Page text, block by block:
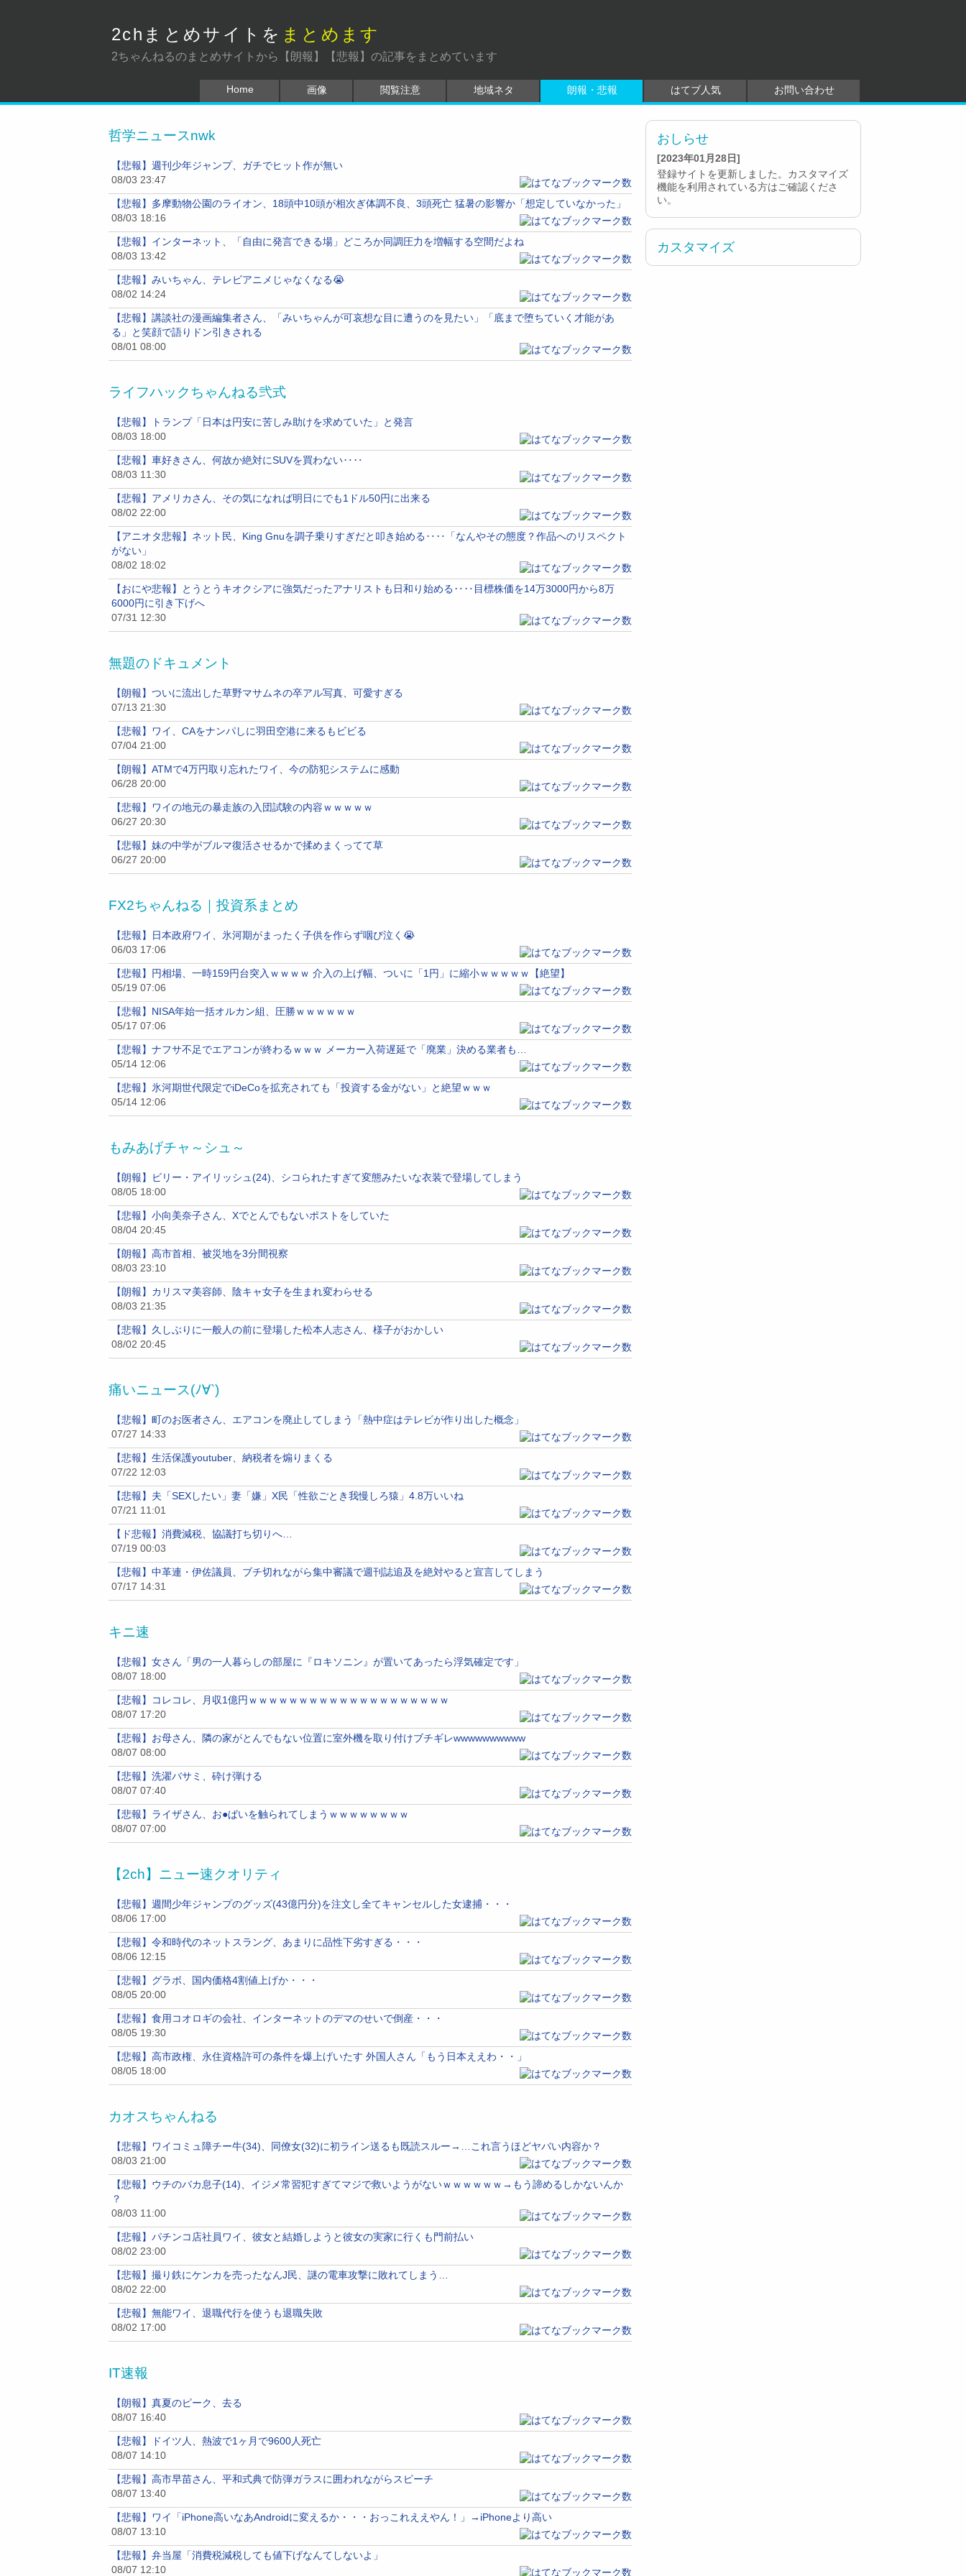
2chまとめサイトを まとめます
2ちゃんねるのまとめサイトから【朗報】【悲報】の記事をまとめています
Home 画像 閲覧注意 地域ネタ 朗報・悲報 はてブ人気 お問い合わせ
おしらせ
[2023年01月28日]
登録サイトを更新しました。カスタマイズ
機能を利用されている方はご確認くださ
い。
カスタマイズ
哲学ニュースnwk
【悲報】週刊少年ジャンプ、ガチでヒット作が無い
08/03 23:47
【悲報】多摩動物公園のライオン、18頭中10頭が相次ぎ体調不良、3頭死亡 猛暑の影響か「想定していなかった」
08/03 18:16
【悲報】インターネット、「自由に発言できる場」どころか同調圧力を増幅する空間だよね
08/03 13:42
【悲報】みいちゃん、テレビアニメじゃなくなる😭
08/02 14:24
【悲報】講談社の漫画編集者さん、「みいちゃんが可哀想な目に遭うのを見たい」「底まで堕ちていく才能があ
る」と笑顔で語りドン引きされる
08/01 08:00
ライフハックちゃんねる弐式
【悲報】トランプ「日本は円安に苦しみ助けを求めていた」と発言
08/03 18:00
【悲報】車好きさん、何故か絶対にSUVを買わない‥‥
08/03 11:30
【悲報】アメリカさん、その気になれば明日にでも1ドル50円に出来る
08/02 22:00
【アニオタ悲報】ネット民、King Gnuを調子乗りすぎだと叩き始める‥‥「なんやその態度？作品へのリスペクト
がない」
08/02 18:02
【おにや悲報】とうとうキオクシアに強気だったアナリストも日和り始める‥‥目標株価を14万3000円から8万
6000円に引き下げへ
07/31 12:30
無題のドキュメント
【朗報】ついに流出した草野マサムネの卒アル写真、可愛すぎる
07/13 21:30
【悲報】ワイ、CAをナンパしに羽田空港に来るもビビる
07/04 21:00
【朗報】ATMで4万円取り忘れたワイ、今の防犯システムに感動
06/28 20:00
【悲報】ワイの地元の暴走族の入団試験の内容ｗｗｗｗｗ
06/27 20:30
【悲報】妹の中学がブルマ復活させるかで揉めまくってて草
06/27 20:00
FX2ちゃんねる｜投資系まとめ
【悲報】日本政府ワイ、氷河期がまったく子供を作らず咽び泣く😭
06/03 17:06
【悲報】円相場、一時159円台突入ｗｗｗｗ 介入の上げ幅、ついに「1円」に縮小ｗｗｗｗｗ【絶望】
05/19 07:06
【悲報】NISA年始一括オルカン組、圧勝ｗｗｗｗｗｗ
05/17 07:06
【悲報】ナフサ不足でエアコンが終わるｗｗｗ メーカー入荷遅延で「廃業」決める業者も…
05/14 12:06
【悲報】氷河期世代限定でiDeCoを拡充されても「投資する金がない」と絶望ｗｗｗ
05/14 12:06
もみあげチャ～シュ～
【朗報】ビリー・アイリッシュ(24)、シコられたすぎて変態みたいな衣装で登場してしまう
08/05 18:00
【悲報】小向美奈子さん、Xでとんでもないポストをしていた
08/04 20:45
【朗報】高市首相、被災地を3分間視察
08/03 23:10
【朗報】カリスマ美容師、陰キャ女子を生まれ変わらせる
08/03 21:35
【悲報】久しぶりに一般人の前に登場した松本人志さん、様子がおかしい
08/02 20:45
痛いニュース(ﾉ∀`)
【悲報】町のお医者さん、エアコンを廃止してしまう「熱中症はテレビが作り出した概念」
07/27 14:33
【悲報】生活保護youtuber、納税者を煽りまくる
07/22 12:03
【悲報】夫「SEXしたい」妻「嫌」X民「性欲ごとき我慢しろ猿」4.8万いいね
07/21 11:01
【ド悲報】消費減税、協議打ち切りへ…
07/19 00:03
【悲報】中革連・伊佐議員、ブチ切れながら集中審議で週刊誌追及を絶対やると宣言してしまう
07/17 14:31
キニ速
【悲報】女さん「男の一人暮らしの部屋に『ロキソニン』が置いてあったら浮気確定です」
08/07 18:00
【悲報】コレコレ、月収1億円ｗｗｗｗｗｗｗｗｗｗｗｗｗｗｗｗｗｗｗｗ
08/07 17:20
【悲報】お母さん、隣の家がとんでもない位置に室外機を取り付けブチギレwwwwwwwwww
08/07 08:00
【悲報】洗濯バサミ、砕け弾ける
08/07 07:40
【悲報】ライザさん、お●ぱいを触られてしまうｗｗｗｗｗｗｗｗ
08/07 07:00
【2ch】ニュー速クオリティ
【悲報】週間少年ジャンプのグッズ(43億円分)を注文し全てキャンセルした女逮捕・・・
08/06 17:00
【悲報】令和時代のネットスラング、あまりに品性下劣すぎる・・・
08/06 12:15
【悲報】グラボ、国内価格4割値上げか・・・
08/05 20:00
【悲報】食用コオロギの会社、インターネットのデマのせいで倒産・・・
08/05 19:30
【悲報】高市政権、永住資格許可の条件を爆上げいたす 外国人さん「もう日本ええわ・・」
08/05 18:00
カオスちゃんねる
【悲報】ワイコミュ障チー牛(34)、同僚女(32)に初ライン送るも既読スルー→…これ言うほどヤバい内容か？
08/03 21:00
【悲報】ウチのバカ息子(14)、イジメ常習犯すぎてマジで救いようがないｗｗｗｗｗｗ→もう諦めるしかないんか
？
08/03 11:00
【悲報】パチンコ店社員ワイ、彼女と結婚しようと彼女の実家に行くも門前払い
08/02 23:00
【悲報】撮り鉄にケンカを売ったなんJ民、謎の電車攻撃に敗れてしまう…
08/02 22:00
【悲報】無能ワイ、退職代行を使うも退職失敗
08/02 17:00
IT速報
【朗報】真夏のピーク、去る
08/07 16:40
【悲報】ドイツ人、熱波で1ヶ月で9600人死亡
08/07 14:10
【悲報】高市早苗さん、平和式典で防弾ガラスに囲われながらスピーチ
08/07 13:40
【悲報】ワイ「iPhone高いなあAndroidに変えるか・・・おっこれええやん！」→iPhoneより高い
08/07 13:10
【悲報】弁当屋「消費税減税しても値下げなんてしないよ」
08/07 12:10